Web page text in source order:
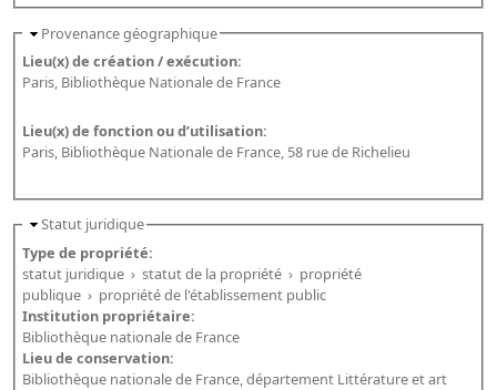
Provenance géographique
Lieu(x) de création / exécution:
Paris, Bibliothèque Nationale de France
Lieu(x) de fonction ou d’utilisation:
Paris, Bibliothèque Nationale de France, 58 rue de Richelieu
Statut juridique
Type de propriété:
statut juridique › statut de la propriété › propriété
publique › propriété de l'établissement public
Institution propriétaire:
Bibliothèque nationale de France
Lieu de conservation:
Bibliothèque nationale de France, département Littérature et art